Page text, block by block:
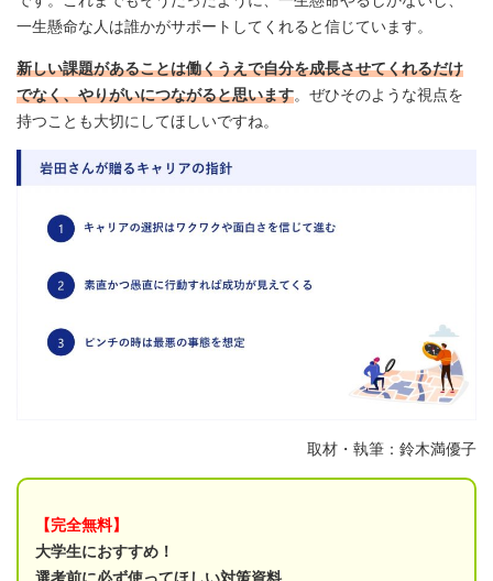
一生懸命な人は誰かがサポートしてくれると信じています。
新しい課題があることは働くうえで自分を成長させてくれるだけ
でなく、やりがいにつながると思います。ぜひそのような視点を
持つことも大切にしてほしいですね。
取材・執筆：鈴木満優子
【完全無料】
大学生におすすめ！
選考前に必ず使ってほしい対策資料